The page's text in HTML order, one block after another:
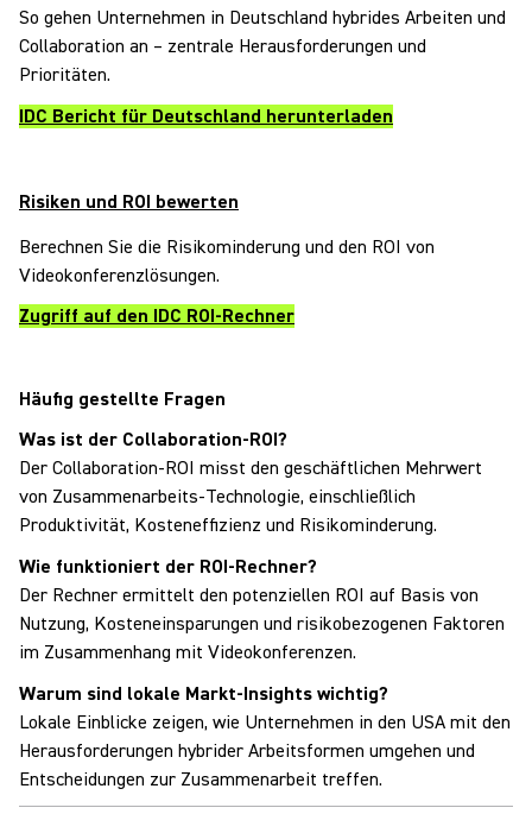
So gehen Unternehmen in Deutschland hybrides Arbeiten und
Collaboration an – zentrale Herausforderungen und
Prioritäten.
IDC Bericht für Deutschland herunterladen
Risiken und ROI bewerten
Berechnen Sie die Risikominderung und den ROI von
Videokonferenzlösungen.
Zugriff auf den IDC ROI-Rechner
Häufig gestellte Fragen
Was ist der Collaboration-ROI?
Der Collaboration-ROI misst den geschäftlichen Mehrwert
von Zusammenarbeits-Technologie, einschließlich
Produktivität, Kosteneffizienz und Risikominderung.
Wie funktioniert der ROI-Rechner?
Der Rechner ermittelt den potenziellen ROI auf Basis von
Nutzung, Kosteneinsparungen und risikobezogenen Faktoren
im Zusammenhang mit Videokonferenzen.
Warum sind lokale Markt-Insights wichtig?
Lokale Einblicke zeigen, wie Unternehmen in den USA mit den
Herausforderungen hybrider Arbeitsformen umgehen und
Entscheidungen zur Zusammenarbeit treffen.